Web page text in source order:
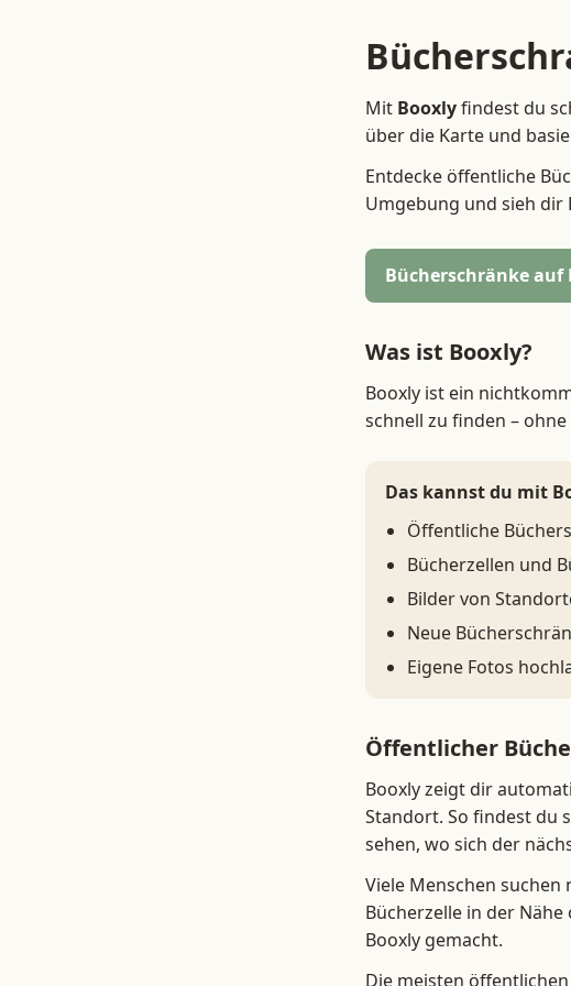
Mit Booxlyfindest du
über die Karte und
Entdecke öffentliche
Umgebung und sieh dir
Bücherschränke auf
Was ist Booxly?
Booxly ist ein
schnell zu finden –
Das kannst du mit
Öffentliche
Bücherzellen und
Bilder von
Neue
Eigene Fotos
Öffentlicher
Booxly zeigt dir
Standort. So findest du
sehen, wo sich der
Viele Menschen
Bücherzelle in der
Booxly gemacht.
Die meisten